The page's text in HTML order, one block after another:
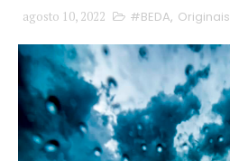
agosto 10, 2022 #BEDA, Originais